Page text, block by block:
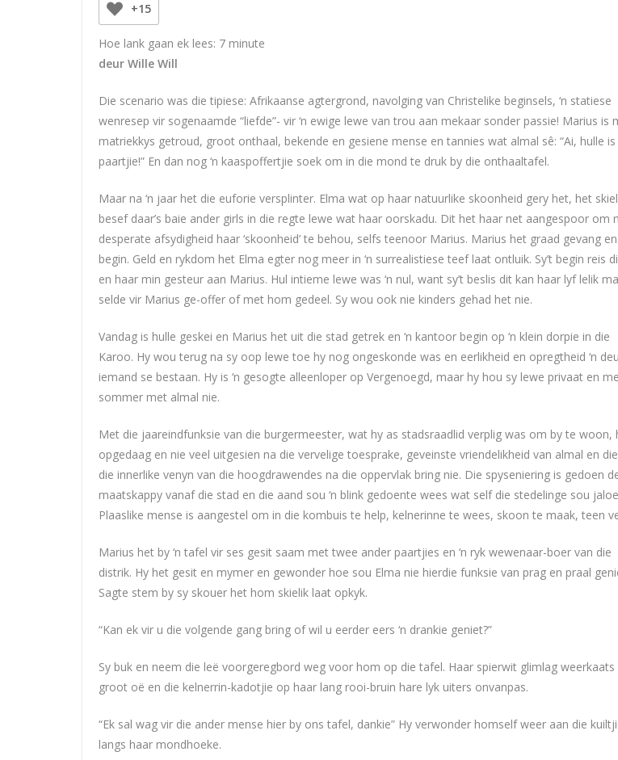
+15
Hoe lank gaan ek lees: 7 minute
deur Wille Will
Die scenario was die tipiese: Afrikaanse agtergrond, navolging van Christelike beginsels, ‘n statiese
wenresep vir sogenaamde “liefde”- vir ‘n ewige lewe van trou aan mekaar sonder passie! Marius is
matriekkys getroud, groot onthaal, bekende en gesiene mense en tannies wat almal sê: “Ai, hulle is
paartjie!” En dan nog ‘n kaaspoffertjie soek om in die mond te druk by die onthaaltafel.
Maar na ‘n jaar het die euforie versplinter. Elma wat op haar natuurlike skoonheid gery het, het
besef daar’s baie ander girls in die regte lewe wat haar oorskadu. Dit het haar net aangespoor om
desperate afsydigheid haar ‘skoonheid’ te behou, selfs teenoor Marius. Marius het graad gevang
begin. Geld en rykdom het Elma egter nog meer in ‘n surrealistiese teef laat ontluik. Sy’t begin reis
en haar min gesteur aan Marius. Hul intieme lewe was ‘n nul, want sy’t beslis dit kan haar lyf lelik
selde vir Marius ge-offer of met hom gedeel. Sy wou ook nie kinders gehad het nie.
Vandag is hulle geskei en Marius het uit die stad getrek en ‘n kantoor begin op ‘n klein dorpie in die
Karoo. Hy wou terug na sy oop lewe toe hy nog ongeskonde was en eerlikheid en opregtheid ‘n
iemand se bestaan. Hy is ‘n gesogte alleenloper op Vergenoegd, maar hy hou sy lewe privaat en
sommer met almal nie.
Met die jaareindfunksie van die burgermeester, wat hy as stadsraadlid verplig was om by te woon,
opgedaag en nie veel uitgesien na die vervelige toesprake, geveinste vriendelikheid van almal en
die innerlike venyn van die hoogdrawendes na die oppervlak bring nie. Die spyseniering is gedoen
maatskappy vanaf die stad en die aand sou ‘n blink gedoente wees wat self die stedelinge sou
Plaaslike mense is aangestel om in die kombuis te help, kelnerinne te wees, skoon te maak, teen
Marius het by ‘n tafel vir ses gesit saam met twee ander paartjies en ‘n ryk wewenaar-boer van die
distrik. Hy het gesit en mymer en gewonder hoe sou Elma nie hierdie funksie van prag en praal
Sagte stem by sy skouer het hom skielik laat opkyk.
“Kan ek vir u die volgende gang bring of wil u eerder eers ‘n drankie geniet?”
Sy buk en neem die leë voorgeregbord weg voor hom op die tafel. Haar spierwit glimlag weerkaats
groot oë en die kelnerrin-kadotjie op haar lang rooi-bruin hare lyk uiters onvanpas.
“Ek sal wag vir die ander mense hier by ons tafel, dankie” Hy verwonder homself weer aan die
langs haar mondhoeke.